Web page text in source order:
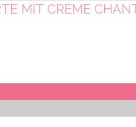
MIT CREME